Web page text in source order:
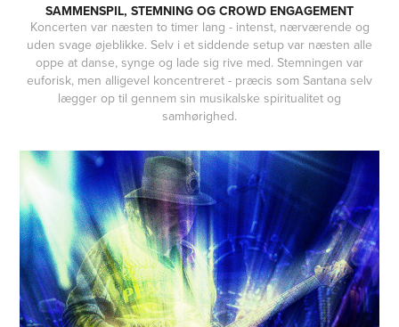
SAMMENSPIL, STEMNING OG CROWD ENGAGEMENT
Koncerten var næsten to timer lang - intenst, nærværende og
uden svage øjeblikke. Selv i et siddende setup var næsten alle
oppe at danse, synge og lade sig rive med. Stemningen var
euforisk, men alligevel koncentreret - præcis som Santana selv
lægger op til gennem sin musikalske spiritualitet og
samhørighed.